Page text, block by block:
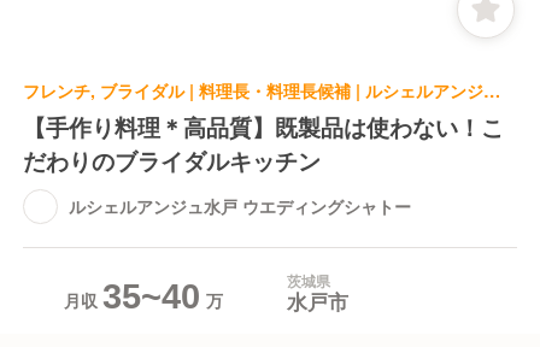
フレンチ, ブライダル | 料理長・料理長候補 | ルシェルアンジュ水戸 ウエディングシャトー
【手作り料理＊高品質】既製品は使わない！こ
だわりのブライダルキッチン
ルシェルアンジュ水戸 ウエディングシャトー
月収 35~40 茨城県
水戸市